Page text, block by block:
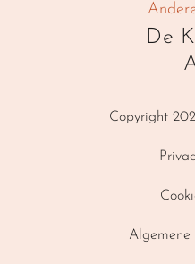
De
Copyright
Algemene